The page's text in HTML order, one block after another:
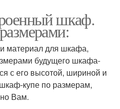
шкаф.
материал для шкафа,
будущего шкафа-
с его высотой, шириной и
купе по размерам,
Вам.